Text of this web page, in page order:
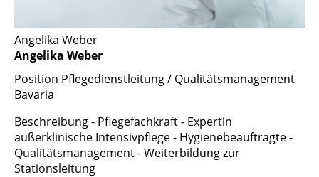
Angelika Weber
Angelika Weber
Position Pflegedienstleitung / Qualitätsmanagement
Bavaria
Beschreibung- Pflegefachkraft - Expertin
außerklinische Intensivpflege - Hygienebeauftragte -
Qualitätsmanagement - Weiterbildung zur
Stationsleitung